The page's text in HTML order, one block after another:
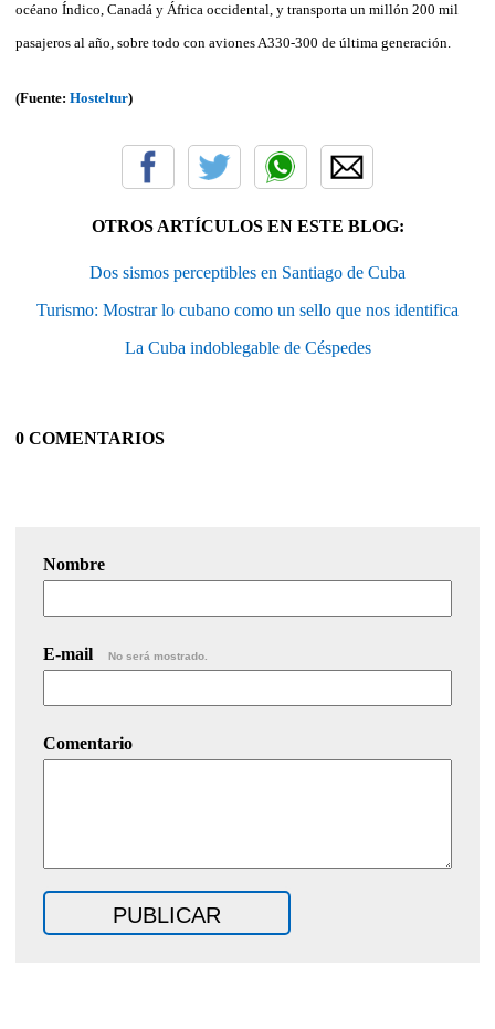
océano Índico, Canadá y África occidental, y transporta un millón 200 mil
pasajeros al año, sobre todo con aviones A330-300 de última generación.
(Fuente: Hosteltur)
OTROS ARTÍCULOS EN ESTE BLOG:
Dos sismos perceptibles en Santiago de Cuba
Turismo: Mostrar lo cubano como un sello que nos identifica
La Cuba indoblegable de Céspedes
0 COMENTARIOS
Nombre
E-mail No será mostrado.
Comentario